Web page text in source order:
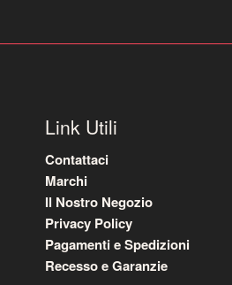
Link Utili
Contattaci
Marchi
Il Nostro Negozio
Privacy Policy
Pagamenti e Spedizioni
Recesso e Garanzie